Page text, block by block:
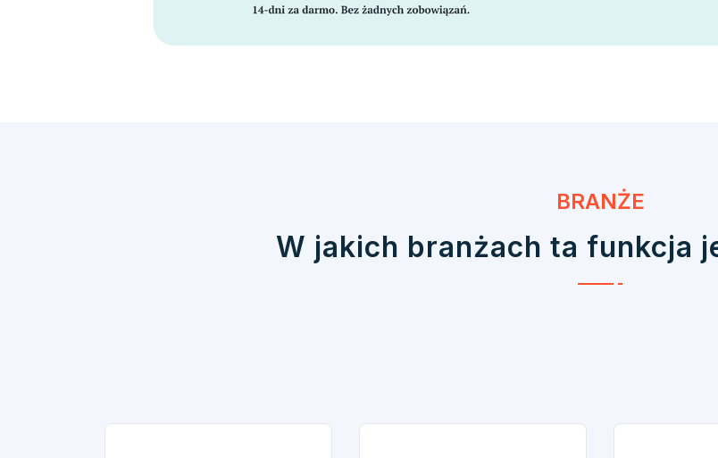
BRANŻE
W jakich branżach ta funkcja